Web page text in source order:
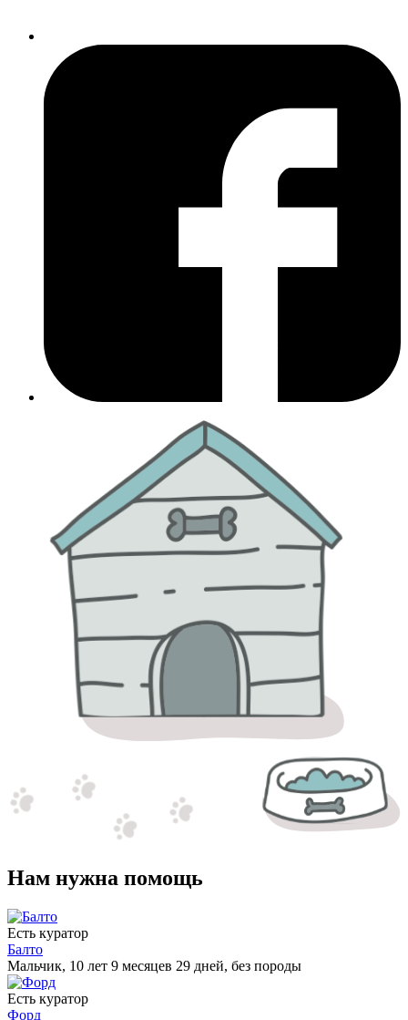
Нам нужна помощь
Есть куратор
Балто
Мальчик, 10 лет 9 месяцев 29 дней, без породы
Есть куратор
Форд